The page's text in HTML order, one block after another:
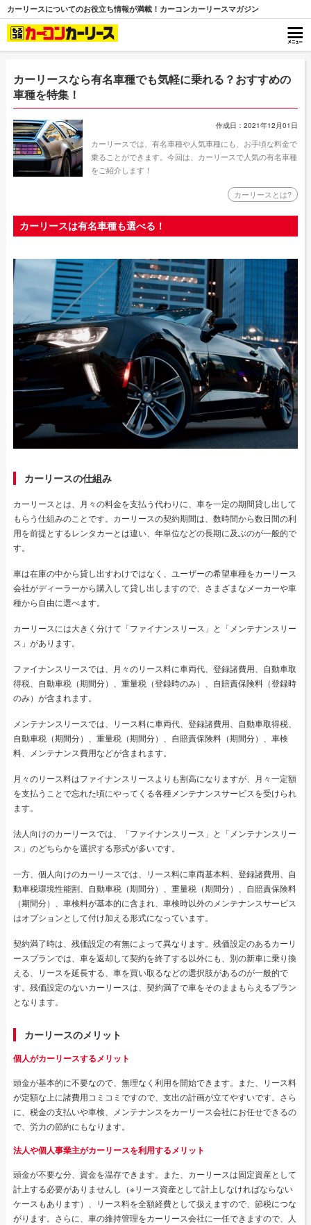
カーリースについてのお役立ち情報が満載！カーコンカーリースマガジン
カーリースなら有名車種でも気軽に乗れる？おすすめの
車種を特集！
作成日：2021年12月01日
カーリースでは、有名車種や人気車種にも、お手頃な料金で
乗ることができます。今回は、カーリースで人気の有名車種
をご紹介します！
カーリースとは?
カーリースは有名車種も選べる！
カーリースの仕組み
カーリースとは、月々の料金を支払う代わりに、車を一定の期間貸し出して
もらう仕組みのことです。カーリースの契約期間は、数時間から数日間の利
用を前提とするレンタカーとは違い、年単位などの長期に及ぶのが一般的で
す。
車は在庫の中から貸し出すわけではなく、ユーザーの希望車種をカーリース
会社がディーラーから購入して貸し出しますので、さまざまなメーカーや車
種から自由に選べます。
カーリースには大きく分けて「ファイナンスリース」と「メンテナンスリー
ス」があります。
ファイナンスリースでは、月々のリース料に車両代、登録諸費用、自動車取
得税、自動車税（期間分）、重量税（登録時のみ）、自賠責保険料（登録時
のみ）が含まれます。
メンテナンスリースでは、リース料に車両代、登録諸費用、自動車取得税、
自動車税（期間分）、重量税（期間分）、自賠責保険料（期間分）、車検
料、メンテナンス費用などが含まれます。
月々のリース料はファイナンスリースよりも割高になりますが、月々一定額
を支払うことで忘れた頃にやってくる各種メンテナンスサービスを受けられ
ます。
法人向けのカーリースでは、「ファイナンスリース」と「メンテナンスリー
ス」のどちらかを選択する形式が多いです。
一方、個人向けのカーリースでは、リース料に車両基本料、登録諸費用、自
動車税環境性能割、自動車税（期間分）、重量税（期間分）、自賠責保険料
（期間分）、車検料が基本的に含まれ、車検時以外のメンテナンスサービス
はオプションとして付け加える形式になっています。
契約満了時は、残価設定の有無によって異なります。残価設定のあるカーリ
ースプランでは、車を返却して契約を終了する以外にも、別の新車に乗り換
える、リースを延長する、車を買い取るなどの選択肢があるのが一般的で
す。残価設定のないカーリースは、契約満了で車をそのままもらえるプラン
となります。
カーリースのメリット
個人がカーリースするメリット
頭金が基本的に不要なので、無理なく利用を開始できます。また、リース料
が定額な上に諸費用コミコミですので、支出の計画が立てやすいです。さら
に、税金の支払いや車検、メンテナンスをカーリース会社にお任せできるの
で、労力の節約にもなります。
法人や個人事業主がカーリースを利用するメリット
頭金が不要な分、資金を温存できます。また、カーリースは固定資産として
計上する必要がありませんし（※リース資産として計上しなければならない
ケースもあります）、リース料を全額経費として扱えますので、節税につな
がります。さらに、車の維持管理をカーリース会社に一任できますので、人